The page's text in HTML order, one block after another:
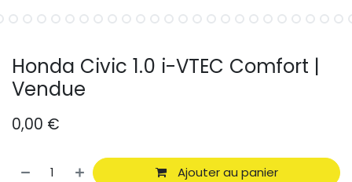
Honda Civic 1.0 i-VTEC Comfort |
Vendue
0,00 €
Ajouter au panier